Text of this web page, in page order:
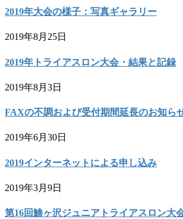
2019年大会の様子：写真ギャラリー
2019年8月25日
2019年トライアスロン大会・結果と記録
2019年8月3日
FAXの不調および受付期間延長のお知ら
2019年6月30日
2019インターネットによる申し込み
2019年3月9日
第16回鯵ヶ沢ジュニアトライアスロン大